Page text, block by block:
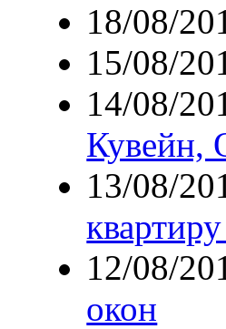
18/08/
15/08/
14/08/
Кувейн,
13/08/
12/08/
окон